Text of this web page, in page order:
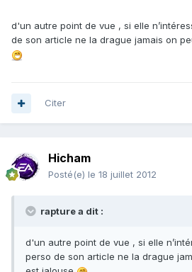
d'un autre point de vue , si elle
de son article ne la drague jamais on
Citer
Hicham
Posté(e) le 18 juillet 2012
rapture a dit :
d'un autre point de vue , si elle
perso de son article ne la drague